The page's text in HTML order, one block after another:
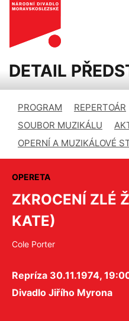
DETAIL
PROGRAM REPERTOÁR
SOUBOR MUZIKÁLU
OPERNÍ A MUZIKÁLOVÉ
OPERETA
ZKROCENÍ ZLÉ
KATE)
Cole Porter
Repríza 30.11.1974,
Divadlo Jiřího Myrona